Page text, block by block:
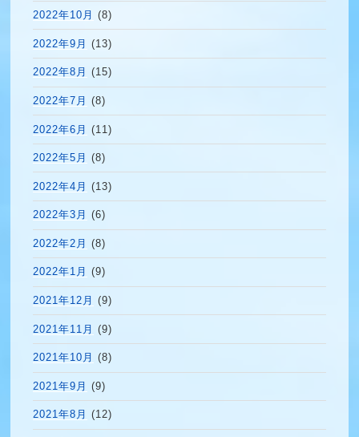
2022年10月 (8)
2022年9月 (13)
2022年8月 (15)
2022年7月 (8)
2022年6月 (11)
2022年5月 (8)
2022年4月 (13)
2022年3月 (6)
2022年2月 (8)
2022年1月 (9)
2021年12月 (9)
2021年11月 (9)
2021年10月 (8)
2021年9月 (9)
2021年8月 (12)